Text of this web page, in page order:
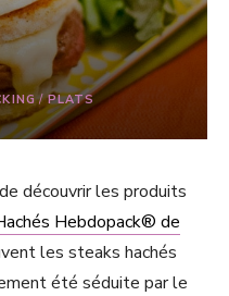
/PLATS
de découvrir les produits
Hebdopack® de
les steaks hachés
été séduite par le